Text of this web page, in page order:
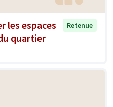
les espaces
quartier
Retenue